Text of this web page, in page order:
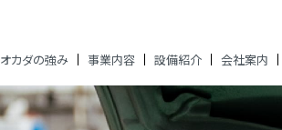
オカダの強み 事業内容 設備紹介 会社案内